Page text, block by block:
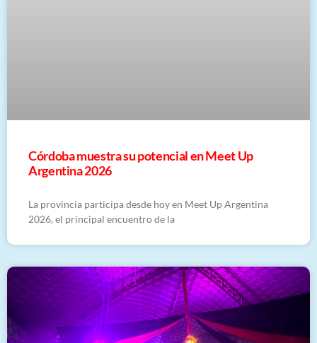
Córdoba muestra su potencial en Meet Up
Argentina 2026
La provincia participa desde hoy en Meet Up Argentina
2026, el principal encuentro de la